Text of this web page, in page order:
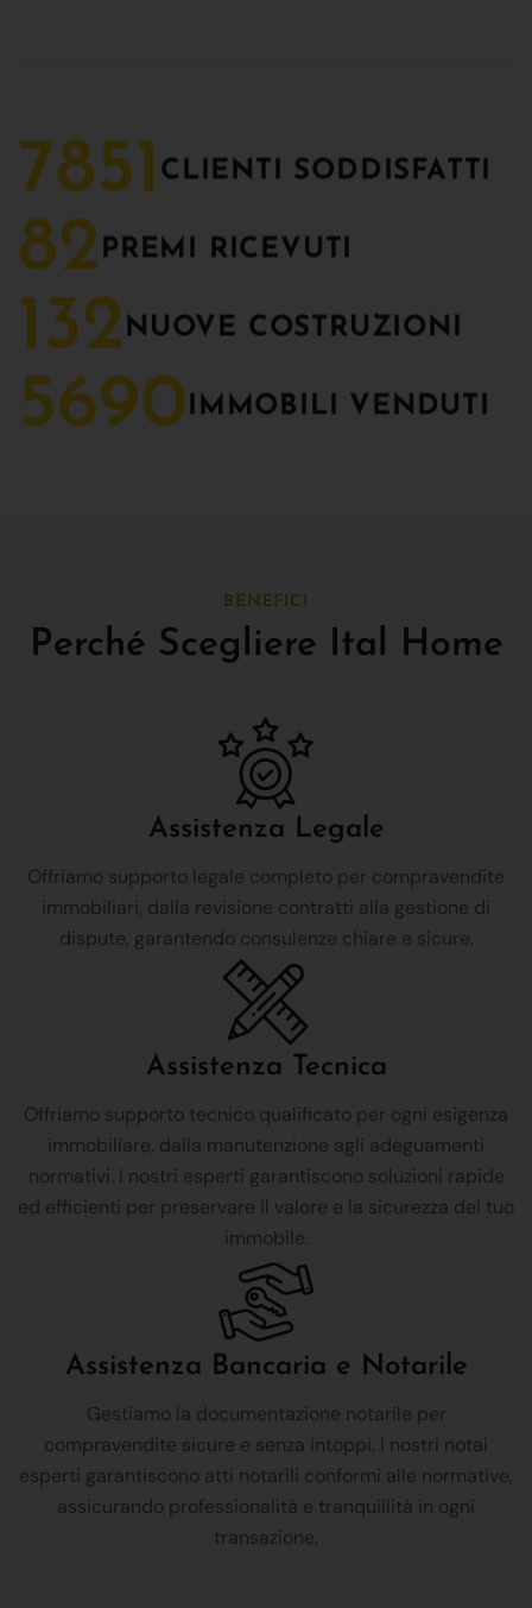
7851 CLIENTI SODDISFATTI
82 PREMI RICEVUTI
132 NUOVE COSTRUZIONI
5690 IMMOBILI VENDUTI
BENEFICI
Perché Scegliere Ital Home
Assistenza Legale
Offriamo supporto legale completo per compravendite
immobiliari, dalla revisione contratti alla gestione di
dispute, garantendo consulenze chiare e sicure.
Assistenza Tecnica
Offriamo supporto tecnico qualificato per ogni esigenza
immobiliare, dalla manutenzione agli adeguamenti
normativi. I nostri esperti garantiscono soluzioni rapide
ed efficienti per preservare il valore e la sicurezza del tuo
immobile.
Assistenza Bancaria e Notarile
Gestiamo la documentazione notarile per
compravendite sicure e senza intoppi. I nostri notai
esperti garantiscono atti notarili conformi alle normative,
assicurando professionalità e tranquillità in ogni
transazione.